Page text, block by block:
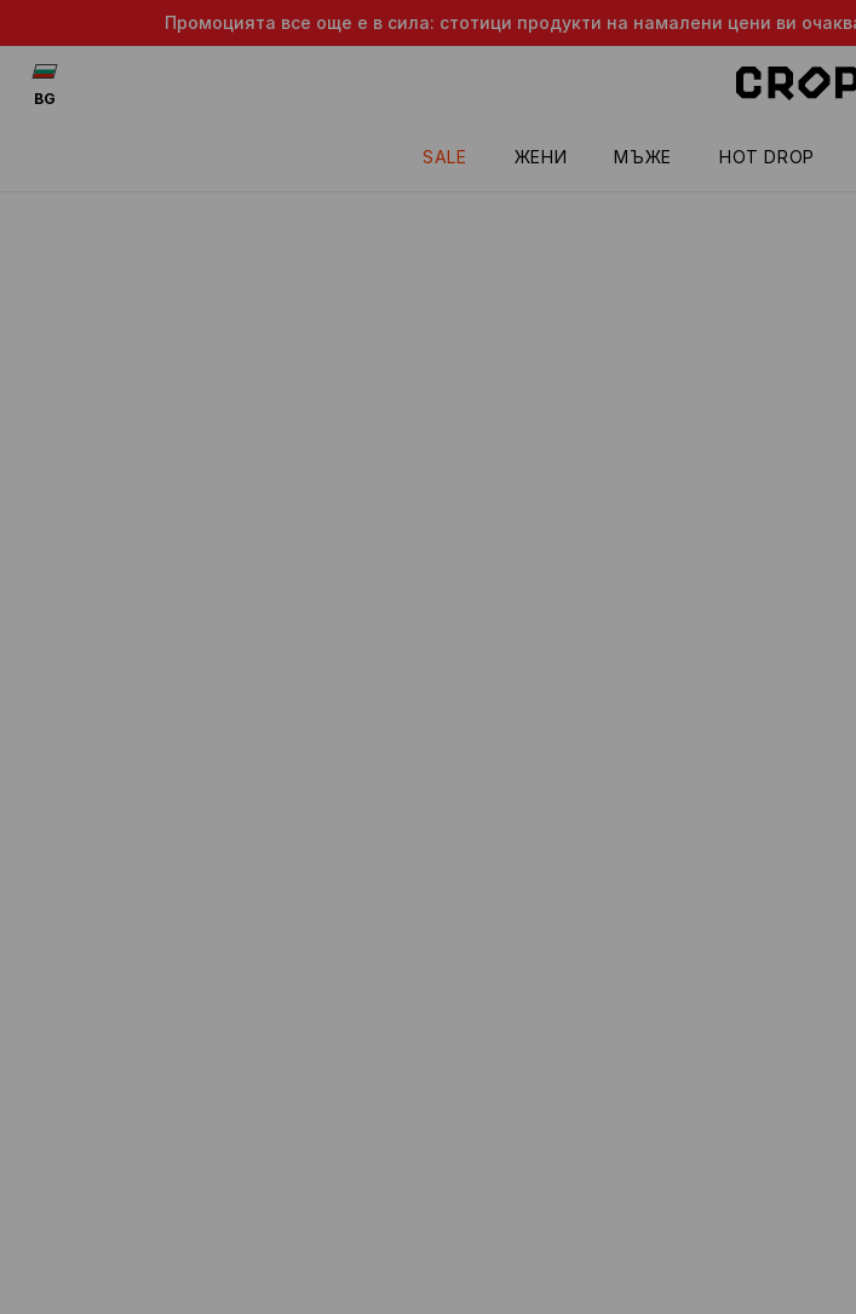
Промоцията все още е в сила: стотици продукти на намалени цени ви
SALE ЖЕНИ МЪЖЕ HOT DROP
BG